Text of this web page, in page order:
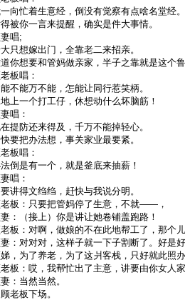
向忙着生意经，倒没有觉察有点啥名堂经。
被你一言来提醒，确实是件大事情。
唱;
只想嫁出门，全靠老二来招亲。
你想要和管妈做亲家，半子之靠就是这个
板唱：
不能万不能，怎能让同行惹笑柄。
上一个打工仔，休想动什么坏脑筋！
唱：
提防还来得及，千万不能掉轻心。
要把办法想，事关家业最要紧。
板唱：
倒是有一个，就是釜底来抽薪！
唱：
讲得文绉绉，赶快与我说分明。
板：只要把管妈停了生意，不就——，
：（接上）你是讲让她卷铺盖跑路！
板：对啊，做娘的不在此地帮工了，那个
：对对对，这样子就一下子割断了。好是
，为了养老，为了这爿客栈，只好就此照
板：哎，我帮忙出了主意，讲要由你女人
：当然当然。
顾老板下场。